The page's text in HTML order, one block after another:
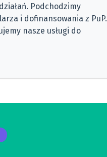
Podchodzimy
i dofinansowania z PuP.
nasze usługi do